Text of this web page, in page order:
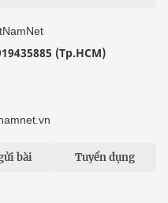
(Tp.HCM)
bài Tuyển dụng